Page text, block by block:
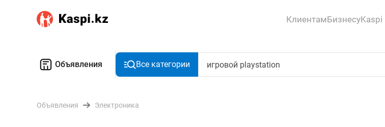
КлиентамБизнесуKaspi
Объявления Все категории
Объявления Электроника